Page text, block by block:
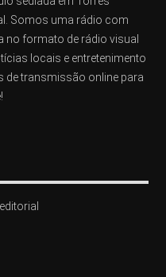
Somos uma rádio com
no formato de rádio visual
locais e entretenimento
de transmissão online para